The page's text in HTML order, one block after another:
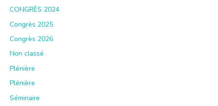
CONGRÈS 2024
Congrès 2025
Congrès 2026
Non classé
Plénière
Plénière
Séminaire